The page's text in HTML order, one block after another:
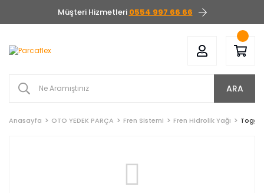
Müşteri Hizmetleri 0554 997 66 66
ARA
Anasayfa OTO YEDEK PARÇA Fren Sistemi Fren Hidrolik Yağı Togg